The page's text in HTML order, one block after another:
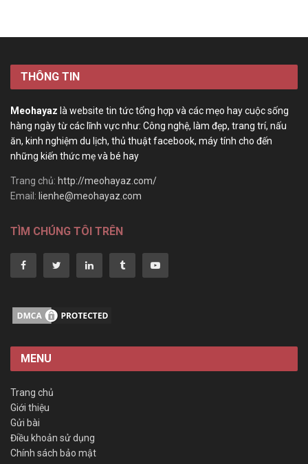
THÔNG TIN
Meohayaz là website tin tức tổng hợp và các mẹo hay cuộc sống
hàng ngày từ các lĩnh vực như: Công nghệ, làm đẹp, trang trí, nấu
ăn, kinh nghiệm du lịch, thủ thuật facebook, máy tính cho đến
những kiến thức mẹ và bé hay
Trang chủ: http://meohayaz.com/
Email: lienhe@meohayaz.com
TÌM CHÚNG TÔI TRÊN
MENU
Trang chủ
Giới thiệu
Gửi bài
Điều khoản sử dụng
Chính sách bảo mật